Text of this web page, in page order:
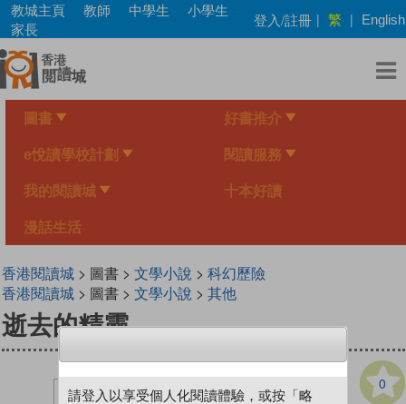
Skip
main
content
教城主頁 教師 中學生
小學生
家長
登入/註冊 | 繁 | English
圖書 好書推介
e悅讀學校計劃 閱讀服務
我的閱讀城 十本好讀
漫話生活
香港閱讀城> 圖書 > 文學小說 > 科幻歷險
香港閱讀城> 圖書 > 文學小說 > 其他
逝去的精靈
0
請登入以享受個人化閱讀體驗，或按「略